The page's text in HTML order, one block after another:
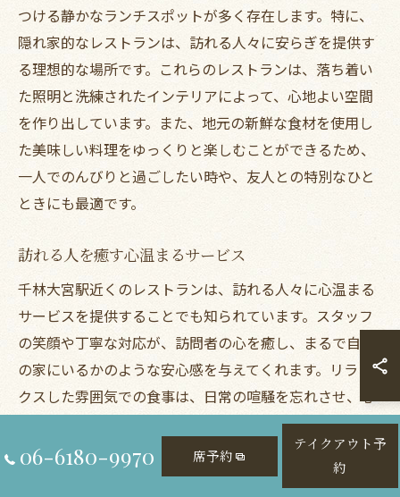
つける静かなランチスポットが多く存在します。特に、
隠れ家的なレストランは、訪れる人々に安らぎを提供す
る理想的な場所です。これらのレストランは、落ち着い
た照明と洗練されたインテリアによって、心地よい空間
を作り出しています。また、地元の新鮮な食材を使用し
た美味しい料理をゆっくりと楽しむことができるため、
一人でのんびりと過ごしたい時や、友人との特別なひと
ときにも最適です。
訪れる人を癒す心温まるサービス
千林大宮駅近くのレストランは、訪れる人々に心温まる
サービスを提供することでも知られています。スタッフ
の笑顔や丁寧な対応が、訪問者の心を癒し、まるで自分
の家にいるかのような安心感を与えてくれます。リラッ
クスした雰囲気での食事は、日常の喧騒を忘れさせ、心
身ともにリフレッシュさせてくれるでしょう。特に、
個々の要望に応じた柔軟なサービスや、特別な配慮が感
じられる細やかな心遣いは、訪れる方々を何度も訪問し
06-6180-9970 席予約
テイクアウト予
約